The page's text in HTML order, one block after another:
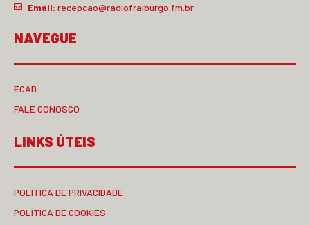
Email: recepcao@radiofraiburgo.fm.br
NAVEGUE
ECAD
FALE CONOSCO
LINKS ÚTEIS
POLÍTICA DE PRIVACIDADE
POLÍTICA DE COOKIES